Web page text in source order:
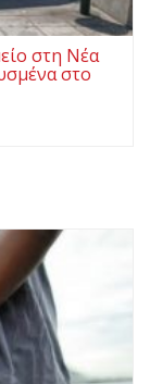
στη Νέα
στο